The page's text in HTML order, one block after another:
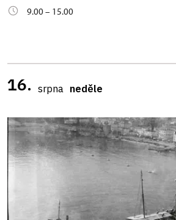
9.00 – 15.00
16. srpna neděle